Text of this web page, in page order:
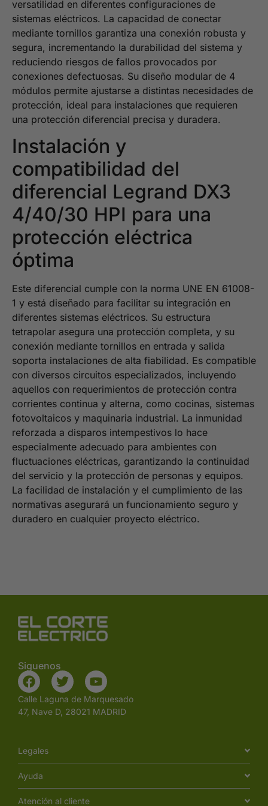
versatilidad en diferentes configuraciones de
sistemas eléctricos. La capacidad de conectar
mediante tornillos garantiza una conexión robusta y
segura, incrementando la durabilidad del sistema y
reduciendo riesgos de fallos provocados por
conexiones defectuosas. Su diseño modular de 4
módulos permite ajustarse a distintas necesidades de
protección, ideal para instalaciones que requieren
una protección diferencial precisa y duradera.
Instalación y
compatibilidad del
diferencial Legrand DX3
4/40/30 HPI para una
protección eléctrica
óptima
Este diferencial cumple con la norma UNE EN 61008-
1 y está diseñado para facilitar su integración en
diferentes sistemas eléctricos. Su estructura
tetrapolar asegura una protección completa, y su
conexión mediante tornillos en entrada y salida
soporta instalaciones de alta fiabilidad. Es compatible
con diversos circuitos especializados, incluyendo
aquellos con requerimientos de protección contra
corrientes continua y alterna, como cocinas, sistemas
fotovoltaicos y maquinaria industrial. La inmunidad
reforzada a disparos intempestivos lo hace
especialmente adecuado para ambientes con
fluctuaciones eléctricas, garantizando la continuidad
del servicio y la protección de personas y equipos.
La facilidad de instalación y el cumplimiento de las
normativas asegurará un funcionamiento seguro y
duradero en cualquier proyecto eléctrico.
Siguenos
Calle Laguna de Marquesado
47, Nave D, 28021 MADRID
Legales
Ayuda
Atención al cliente